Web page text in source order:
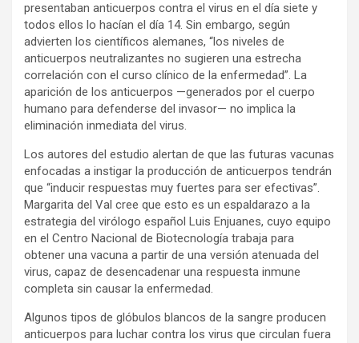
presentaban anticuerpos contra el virus en el día siete y
todos ellos lo hacían el día 14. Sin embargo, según
advierten los científicos alemanes, “los niveles de
anticuerpos neutralizantes no sugieren una estrecha
correlación con el curso clínico de la enfermedad”. La
aparición de los anticuerpos —generados por el cuerpo
humano para defenderse del invasor— no implica la
eliminación inmediata del virus.
Los autores del estudio alertan de que las futuras vacunas
enfocadas a instigar la producción de anticuerpos tendrán
que “inducir respuestas muy fuertes para ser efectivas”.
Margarita del Val cree que esto es un espaldarazo a la
estrategia del virólogo español Luis Enjuanes, cuyo equipo
en el Centro Nacional de Biotecnología trabaja para
obtener una vacuna a partir de una versión atenuada del
virus, capaz de desencadenar una respuesta inmune
completa sin causar la enfermedad.
Algunos tipos de glóbulos blancos de la sangre producen
anticuerpos para luchar contra los virus que circulan fuera